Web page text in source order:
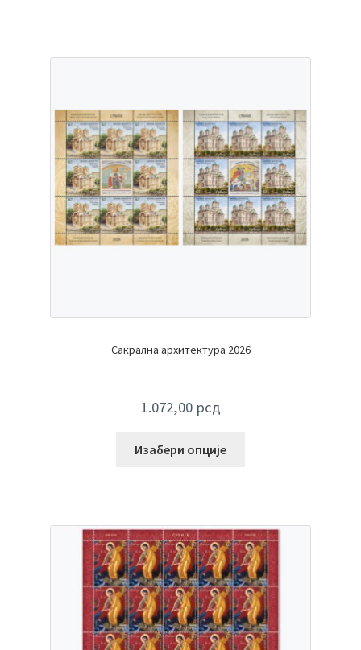
Сакрална архитектура 2026
1.072,00 рсд
Изабери опције